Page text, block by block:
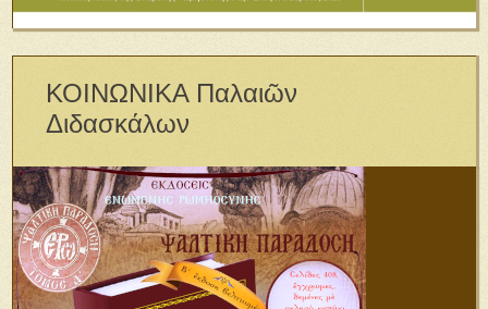
ΚΟΙΝΩΝΙΚΑ Παλαιῶν
Διδασκάλων